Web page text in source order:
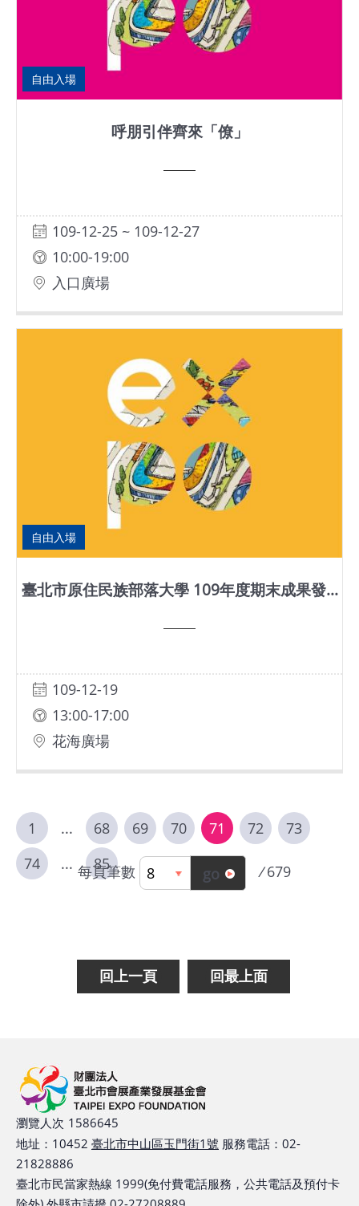
自由入場
呼朋引伴齊來「僚」
109-12-25 ~ 109-12-27
10:00-19:00
入口廣場
自由入場
臺北市原住民族部落大學 109年度期末成果發...
109-12-19
13:00-17:00
花海廣場
1 ... 68 69 70 71 72
73
74
... 85
每頁筆數 go / 679
回上一頁 回最上面
瀏覽人次 1586645
地址：10452 臺北市中山區玉門街1號 服務電話：02-
21828886
臺北市民當家熱線 1999(免付費電話服務，公共電話及預付卡